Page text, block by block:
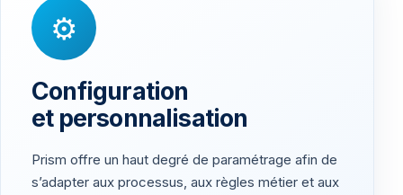
⚙
Configuration
et personnalisation
Prism offre un haut degré de paramétrage afin de
s’adapter aux processus, aux règles métier et aux